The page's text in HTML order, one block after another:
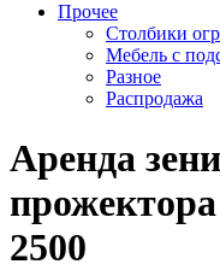
Прочее
Столбики
Мебель с
Разное
Распродажа
Аренда
2500